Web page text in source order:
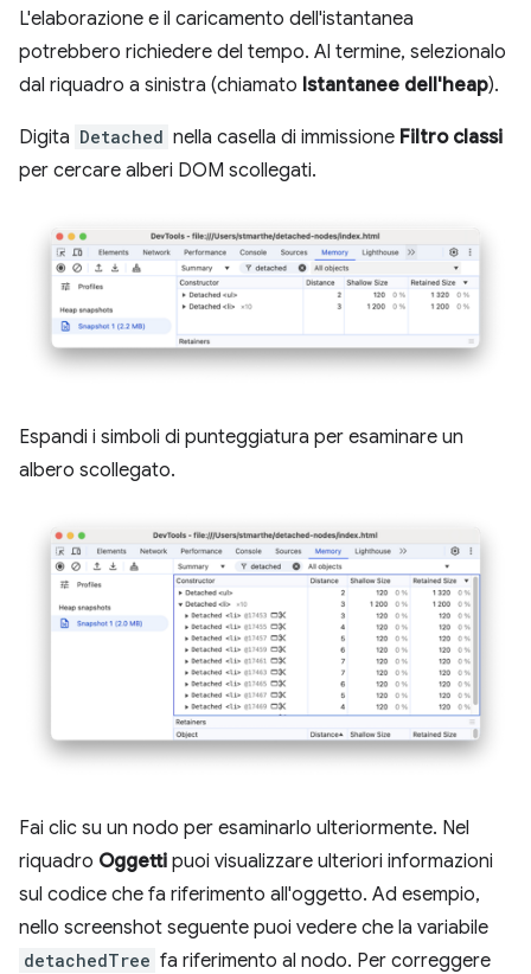
L'elaborazione e il caricamento dell'istantanea
potrebbero richiedere del tempo. Al termine, selezionalo
dal riquadro a sinistra (chiamato Istantanee dell'heap).
Digita Detached nella casella di immissione Filtro classi
per cercare alberi DOM scollegati.
Espandi i simboli di punteggiatura per esaminare un
albero scollegato.
Fai clic su un nodo per esaminarlo ulteriormente. Nel
riquadro Oggetti puoi visualizzare ulteriori informazioni
sul codice che fa riferimento all'oggetto. Ad esempio,
nello screenshot seguente puoi vedere che la variabile
detachedTree fa riferimento al nodo. Per correggere